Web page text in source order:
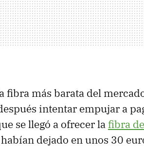
fibra más barata del
intentar empujar a
se llegó a ofrecer la fibra
dejado en unos 30